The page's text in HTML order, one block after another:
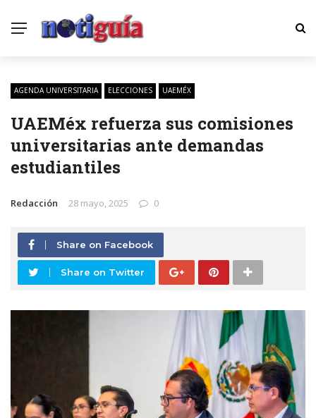
AGENDA UNIVERSITARIA ELECCIONES UAEMÉX
UAEMéx refuerza sus comisiones
universitarias ante demandas
estudiantiles
Redacción 28 mayo, 2025 0
Share on Facebook
Share on Twitter